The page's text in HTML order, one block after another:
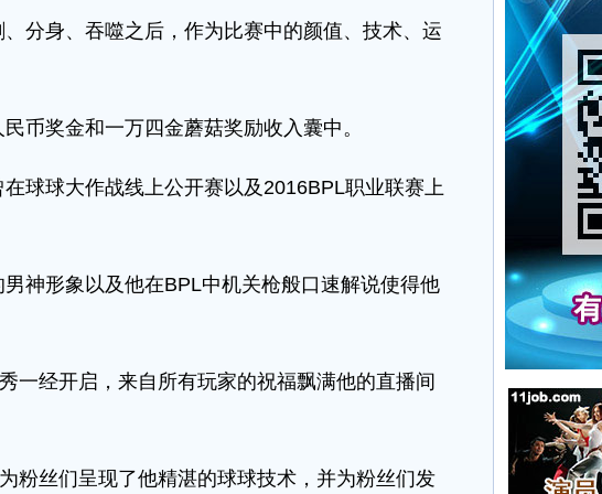
身、吞噬之后，作为比赛中的颜值、技术、运
奖金和一万四金蘑菇奖励收入囊中。
球大作战线上公开赛以及2016BPL职业联赛上
形象以及他在BPL中机关枪般口速解说使得他
经开启，来自所有玩家的祝福飘满他的直播间
丝们呈现了他精湛的球球技术，并为粉丝们发